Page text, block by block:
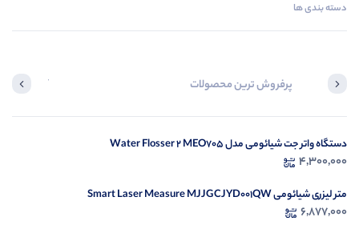
دسته بندی ها
پرفروش ترین محصولات آخرین
دستگاه واتر جت شیائومی مدل Water Flosser 2 MEO705
4,300,000
متر لیزری شیائومی Smart Laser Measure MJJGCJYD001QW
6,877,000